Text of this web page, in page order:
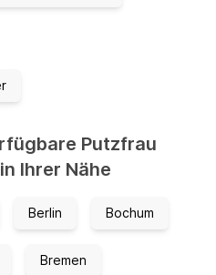
Putzfrau
Ihrer Nähe
Berlin Bochum
Bremen